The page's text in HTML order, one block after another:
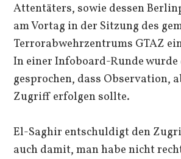
Attentäters, sowie dessen
am Vortag in der Sitzung des
Terrorabwehrzentrums GTAZ
In einer Infoboard-Runde
gesprochen, dass Observation,
Zugriff erfolgen sollte.
El-Saghir entschuldigt den
auch damit, man habe nicht